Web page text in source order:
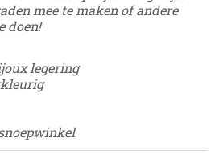
mee te maken of andere
doen!
legering